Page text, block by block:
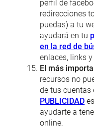
perfil de
redirecciones
puedas) a tu
ayudará en tu
en la red de
enlaces, links
El más
recursos no
de tus cuentas
PUBLICIDAD
ayudarte a
online.